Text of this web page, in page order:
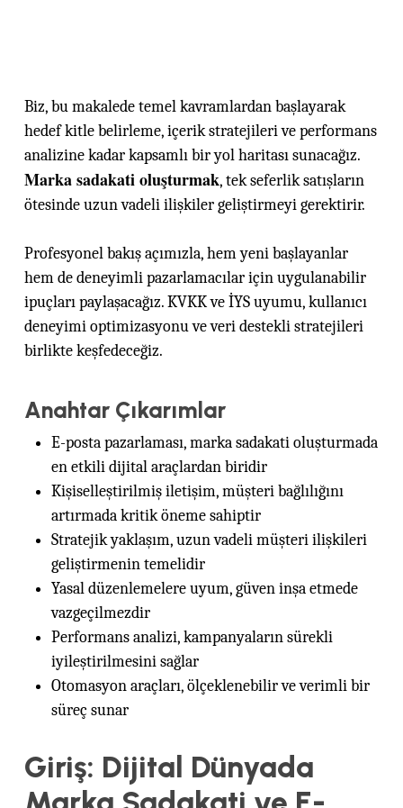
Biz, bu makalede temel kavramlardan başlayarak
hedef kitle belirleme, içerik stratejileri ve performans
analizine kadar kapsamlı bir yol haritası sunacağız.
Marka sadakati oluşturmak, tek seferlik satışların
ötesinde uzun vadeli ilişkiler geliştirmeyi gerektirir.
Profesyonel bakış açımızla, hem yeni başlayanlar
hem de deneyimli pazarlamacılar için uygulanabilir
ipuçları paylaşacağız. KVKK ve İYS uyumu, kullanıcı
deneyimi optimizasyonu ve veri destekli stratejileri
birlikte keşfedeceğiz.
Anahtar Çıkarımlar
E-posta pazarlaması, marka sadakati oluşturmada
en etkili dijital araçlardan biridir
Kişiselleştirilmiş iletişim, müşteri bağlılığını
artırmada kritik öneme sahiptir
Stratejik yaklaşım, uzun vadeli müşteri ilişkileri
geliştirmenin temelidir
Yasal düzenlemelere uyum, güven inşa etmede
vazgeçilmezdir
Performans analizi, kampanyaların sürekli
iyileştirilmesini sağlar
Otomasyon araçları, ölçeklenebilir ve verimli bir
süreç sunar
Giriş: Dijital Dünyada